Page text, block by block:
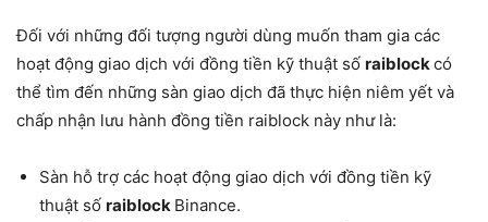
Đối với những đối tượng người dùng muốn tham gia các
hoạt động giao dịch với đồng tiền kỹ thuật số raiblockcó
thể tìm đến những sàn giao dịch đã thực hiện niêm yết và
chấp nhận lưu hành đồng tiền raiblock này như là:
Sàn hỗ trợ các hoạt động giao dịch với đồng tiền kỹ
thuật số raiblock Binance.